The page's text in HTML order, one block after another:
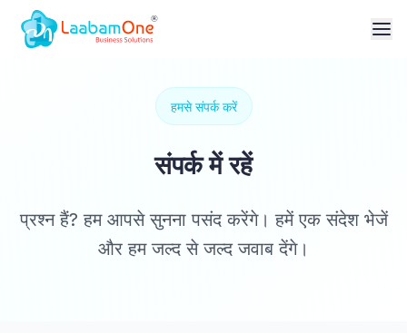
हमसे संपर्क करें
संपर्क में रहें
प्रश्न हैं? हम आपसे सुनना पसंद करेंगे। हमें एक संदेश भेजें
और हम जल्द से जल्द जवाब देंगे।